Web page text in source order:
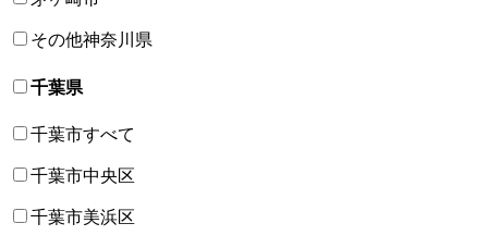
その他神奈川県
千葉県
千葉市すべて
千葉市中央区
千葉市美浜区